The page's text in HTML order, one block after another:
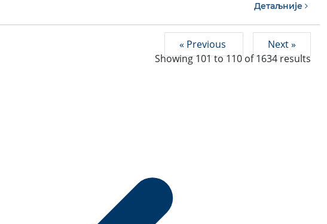
Детаљније
« Previous
Next »
Showing101to110of1634results